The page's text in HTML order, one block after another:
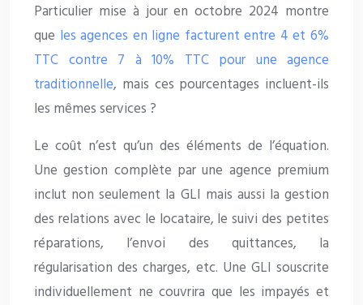
Particulier mise à jour en octobre 2024 montre
que les agences en ligne facturent entre 4 et 6%
TTC contre 7 à 10% TTC pour une agence
traditionnelle, mais ces pourcentages incluent-ils
les mêmes services ?
Le coût n’est qu’un des éléments de l’équation.
Une gestion complète par une agence premium
inclut non seulement la GLI mais aussi la gestion
des relations avec le locataire, le suivi des petites
réparations, l’envoi des quittances, la
régularisation des charges, etc. Une GLI souscrite
individuellement ne couvrira que les impayés et